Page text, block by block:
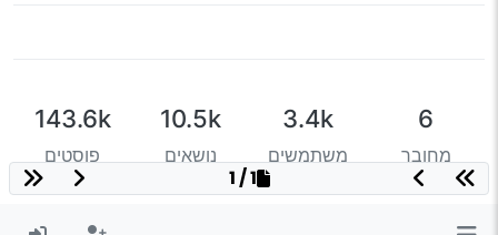
6
מחובר
3.4k
משתמשים
10.5k
נושאים
143.6k
פוסטים
1 / 1